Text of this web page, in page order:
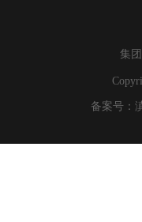
集
备案号：